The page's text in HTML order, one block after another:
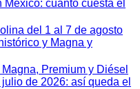
cuánto cuesta el
del 1 al 7 de agosto
y Magna y
Premium y Diésel
de 2026: así queda el